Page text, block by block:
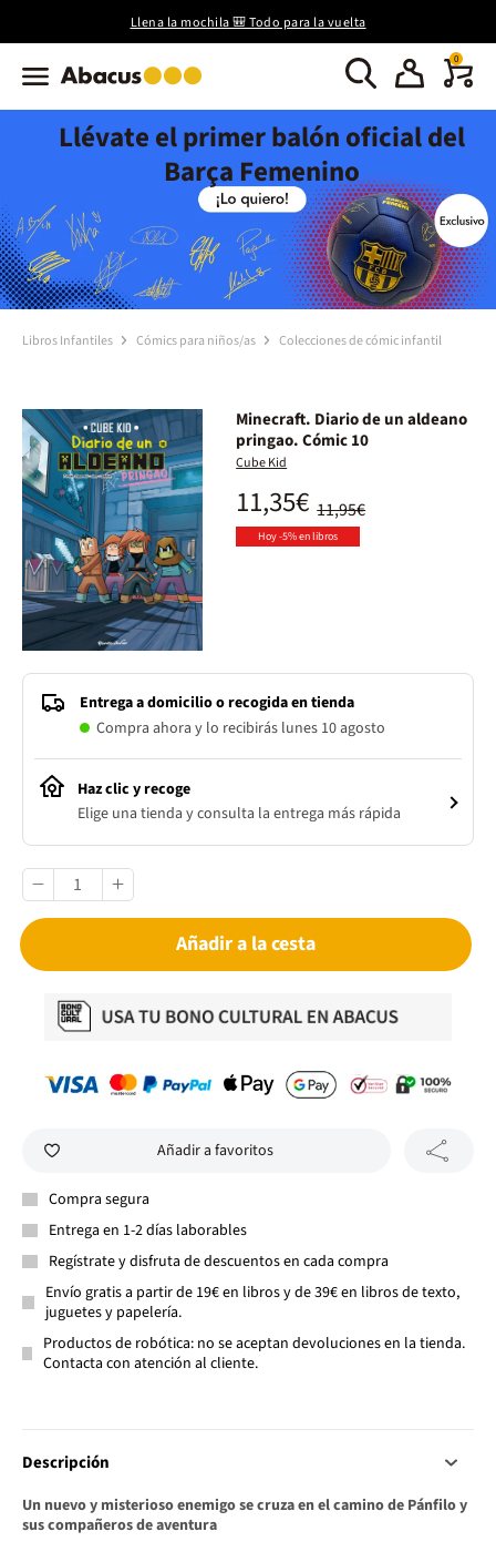
Llena la mochila 🎒 Todo para la vuelta
0
Llévate el primer balón oficial del
Barça Femenino
Libros Infantiles Cómics para niños/as Colecciones de cómic infantil
Minecraft. Diario de un aldeano
pringao. Cómic 10
Cube Kid
11,95€
11,35€
Hoy -5% en libros
Entrega a domicilio o recogida en tienda
Compra ahora y lo recibirás lunes 10 agosto
Haz clic y recoge
Elige una tienda y consulta la entrega más rápida
Añadir a la cesta
Añadir a favoritos
Compra segura
Entrega en 1-2 días laborables
Regístrate y disfruta de descuentos en cada compra
Envío gratis a partir de 19€ en libros y de 39€ en libros de texto,
juguetes y papelería.
Productos de robótica: no se aceptan devoluciones en la tienda.
Contacta con atención al cliente.
Descripción
Un nuevo y misterioso enemigo se cruza en el camino de Pánfilo y
sus compañeros de aventura